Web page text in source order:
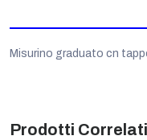
Misurino graduato cn
Prodotti Correlati